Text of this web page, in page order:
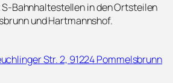
Bahnhaltestellen in den Ortsteilen
und Hartmannshof.
Str. 2, 91224 Pommelsbrunn